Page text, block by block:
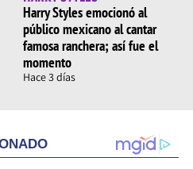
Harry Styles emocionó al
público mexicano al cantar
famosa ranchera; así fue el
momento
Hace 3 días